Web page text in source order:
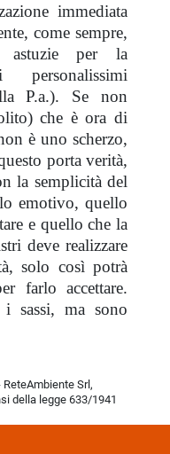
immediata
come sempre,
per la
P.a.). Se non
che è ora di
è uno scherzo,
porta verità,
la semplicità del
emotivo, quello
e quello che la
deve realizzare
solo così potrà
farlo accettare.
sassi, ma sono
Srl,
della legge 633/1941